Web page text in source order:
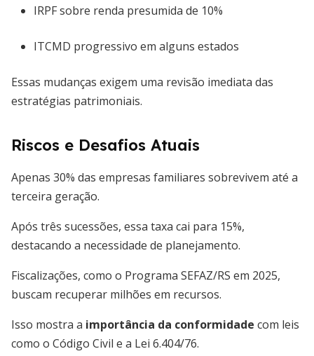
IRPF sobre renda presumida de 10%
ITCMD progressivo em alguns estados
Essas mudanças exigem uma revisão imediata das
estratégias patrimoniais.
Riscos e Desafios Atuais
Apenas 30% das empresas familiares sobrevivem até a
terceira geração.
Após três sucessões, essa taxa cai para 15%,
destacando a necessidade de planejamento.
Fiscalizações, como o Programa SEFAZ/RS em 2025,
buscam recuperar milhões em recursos.
Isso mostra a importância da conformidade com leis
como o Código Civil e a Lei 6.404/76.